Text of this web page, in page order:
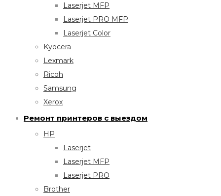
Laserjet MFP
Laserjet PRO MFP
Laserjet Color
Kyocera
Lexmark
Ricoh
Samsung
Xerox
Ремонт принтеров с выездом
HP
Laserjet
Laserjet MFP
Laserjet PRO
Brother